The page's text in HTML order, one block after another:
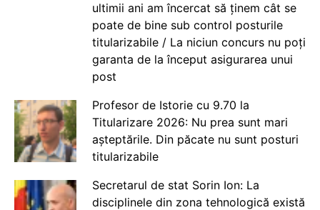
ultimii ani am încercat să ținem cât se
poate de bine sub control posturile
titularizabile / La niciun concurs nu poți
garanta de la început asigurarea unui
post
Profesor de Istorie cu 9.70 la
Titularizare 2026: Nu prea sunt mari
așteptările. Din păcate nu sunt posturi
titularizabile
Secretarul de stat Sorin Ion: La
disciplinele din zona tehnologică există